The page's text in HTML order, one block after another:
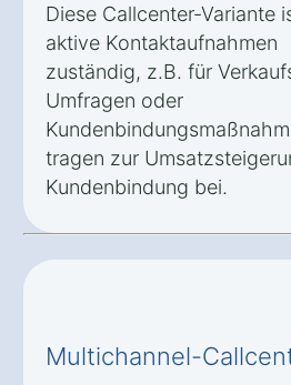
Diese Callcenter-Variante
aktive Kontaktaufnahmen
zuständig, z.B. für
Umfragen oder
tragen zur
Kundenbindung bei.
Multichannel-